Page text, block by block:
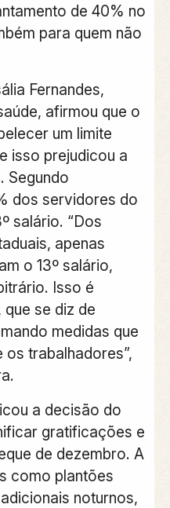
de 40% no
para quem não
Fernandes,
afirmou que o
um limite
isso prejudicou a
Segundo
dos servidores do
salário. “Dos
apenas
o 13º salário,
Isso é
se diz de
medidas que
trabalhadores”,
a decisão do
gratificações e
de dezembro. A
como plantões
noturnos,